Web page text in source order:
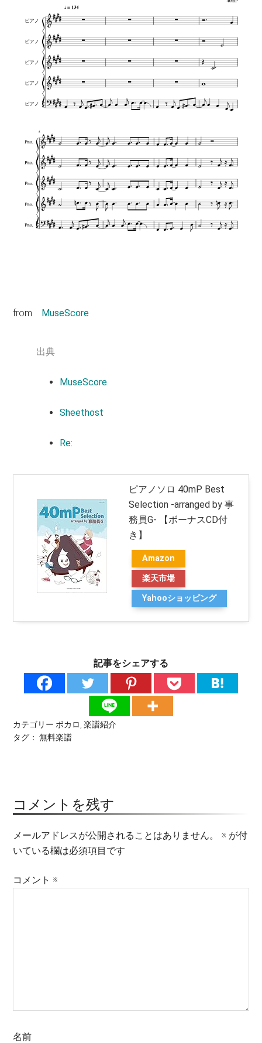
from MuseScore
出典
MuseScore
Sheethost
Re:
ピアノソロ 40mP Best
Selection -arranged by 事
務員G- 【ボーナスCD付
き】
Amazon
楽天市場
Yahooショッピング
記事をシェアする
カテゴリー ボカロ ,楽譜紹介
タグ：無料楽譜
コメントを残す
メールアドレスが公開されることはありません。 ※ が付
いている欄は必須項目です
コメント ※
名前